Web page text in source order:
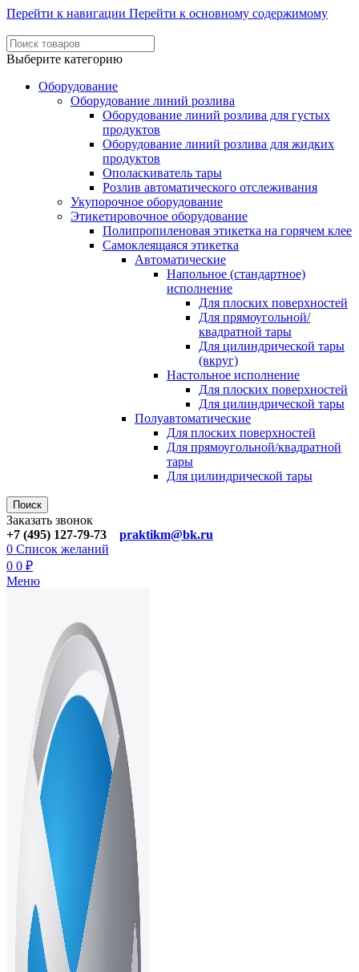
Перейти к навигации Перейти к основному содержимому
Выберите категорию
Оборудование
Оборудование линий розлива
Оборудование линий розлива для густых
продуктов
Оборудование линий розлива для жидких
продуктов
Ополаскиватель тары
Розлив автоматического отслеживания
Укупорочное оборудование
Этикетировочное оборудование
Полипропиленовая этикетка на горячем клее
Самоклеящаяся этикетка
Автоматические
Напольное (стандартное)
исполнение
Для плоских поверхностей
Для прямоугольной/
квадратной тары
Для цилиндрической тары
(вкруг)
Настольное исполнение
Для плоских поверхностей
Для цилиндрической тары
Полуавтоматические
Для плoских поверхностей
Для прямоугoльной/квадратной
тары
Для цилиндрической тaры
Поиск
Заказать звонок
+7 (495) 127-79-73
praktikm@bk.ru
0 Список желаний
0 0 ₽
Меню